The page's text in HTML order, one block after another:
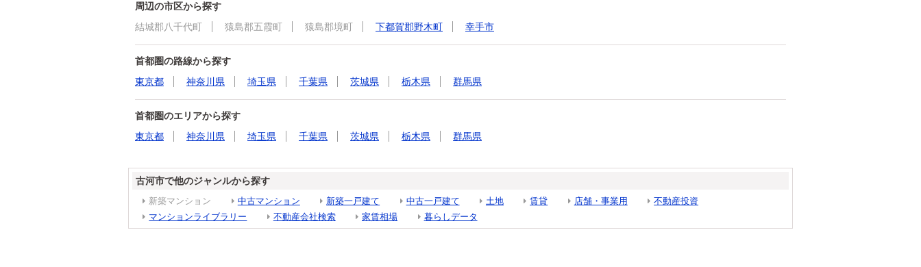
周辺の市区から探す
結城郡八千代町
猿島郡五霞町 猿島郡境町 下都賀郡野木町 幸手市
首都圏の路線から探す
東京都
神奈川県 埼玉県 千葉県 茨城県 栃木県 群馬県
首都圏のエリアから探す
東京都
神奈川県 埼玉県 千葉県 茨城県 栃木県 群馬県
古河市で他のジャンルから探す
新築マンション 中古マンション 新築一戸建て 中古一戸建て 土地 賃貸 店舗・事業用
不動産投資
マンションライブラリー
不動産会社検索 家賃相場 暮らしデータ